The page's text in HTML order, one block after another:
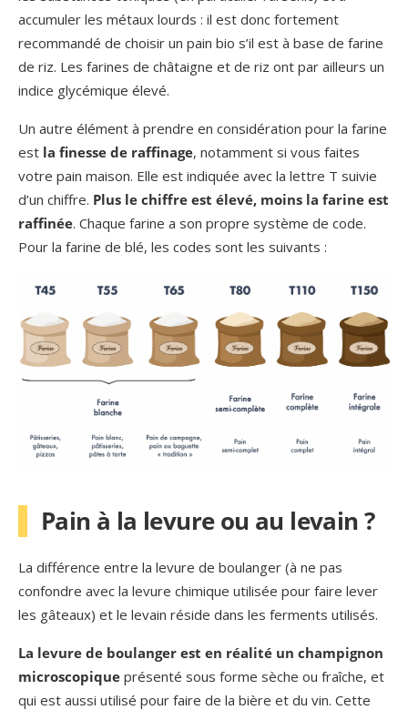
accumuler les métaux lourds : il est donc fortement
recommandé de choisir un pain bio s’il est à base de farine
de riz. Les farines de châtaigne et de riz ont par ailleurs un
indice glycémique élevé.
Un autre élément à prendre en considération pour la farine
est la finesse de raffinage, notamment si vous faites
votre pain maison. Elle est indiquée avec la lettre T suivie
d’un chiffre. Plus le chiffre est élevé, moins la farine est
raffinée. Chaque farine a son propre système de code.
Pour la farine de blé, les codes sont les suivants :
Pain à la levure ou au levain ?
La différence entre la levure de boulanger (à ne pas
confondre avec la levure chimique utilisée pour faire lever
les gâteaux) et le levain réside dans les ferments utilisés.
La levure de boulanger est en réalité un champignon
microscopique présenté sous forme sèche ou fraîche, et
qui est aussi utilisé pour faire de la bière et du vin. Cette